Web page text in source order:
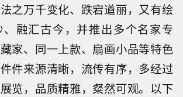
之万千变化、跌宕遒丽，又有绘
融汇古今，并推出多个名家专
家、同一上款、扇画小品等特色
件来源清晰，流传有序，多经过
览，品质精雅，粲然可观。以下